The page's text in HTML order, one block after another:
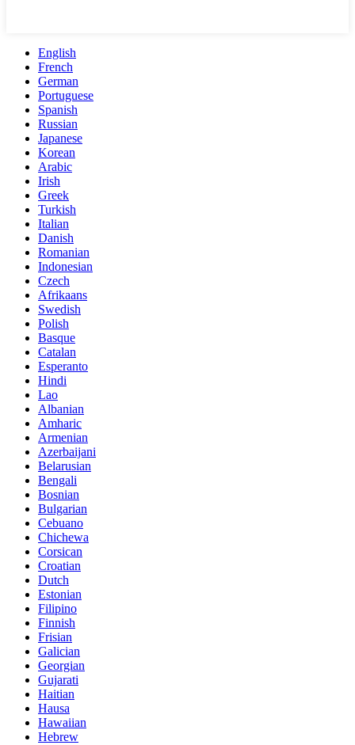
English
French
German
Portuguese
Spanish
Russian
Japanese
Korean
Arabic
Irish
Greek
Turkish
Italian
Danish
Romanian
Indonesian
Czech
Afrikaans
Swedish
Polish
Basque
Catalan
Esperanto
Hindi
Lao
Albanian
Amharic
Armenian
Azerbaijani
Belarusian
Bengali
Bosnian
Bulgarian
Cebuano
Chichewa
Corsican
Croatian
Dutch
Estonian
Filipino
Finnish
Frisian
Galician
Georgian
Gujarati
Haitian
Hausa
Hawaiian
Hebrew